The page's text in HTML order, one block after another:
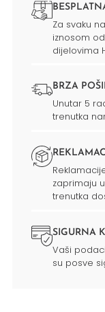
Za svaku
iznosom
dijelovima
BRZA
Unutar 5
trenutka
zaprimaju
trenutka
SIGURNA
Vaši
su posve